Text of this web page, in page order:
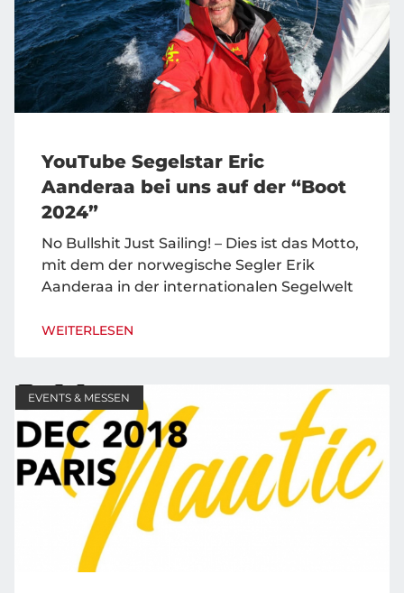
YouTube Segelstar Eric
Aanderaa bei uns auf der “Boot
2024”
No Bullshit Just Sailing! – Dies ist das Motto,
mit dem der norwegische Segler Erik
Aanderaa in der internationalen Segelwelt
WEITERLESEN
EVENTS & MESSEN